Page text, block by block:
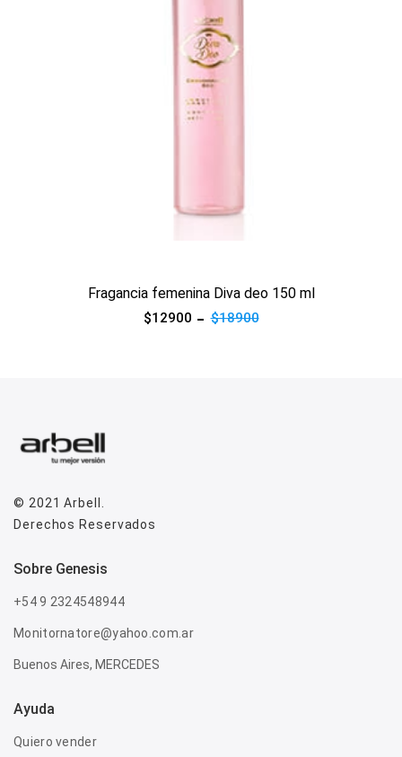
Fragancia femenina Diva deo 150 ml
$12900 $18900
© 2021Arbell
Derechos Reservados
sobre genesis
+54 9 2324548944
Monitornatore@yahoo.com.ar
Buenos Aires, MERCEDES
Ayuda
Quiero vender